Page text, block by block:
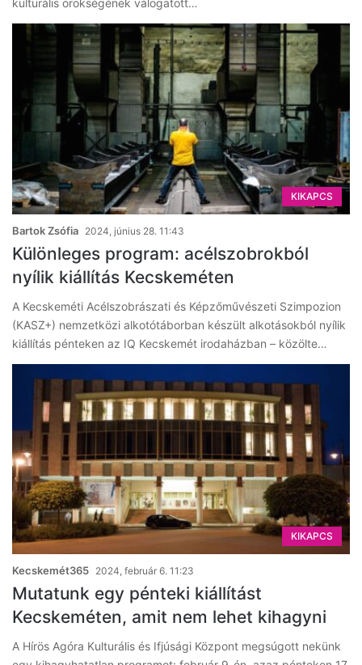
KIKAPCS
Bartok Zsófia 2024, június 28. 11:43
Különleges program: acélszobrokból
nyílik kiállítás Kecskeméten
A Kecskeméti Acélszobrászati és Képzőművészeti Szimpozion
(KASZ+) nemzetközi alkotótáborban készült alkotásokból nyílik
kiállítás pénteken az IQ Kecskemét irodaházban – közölte…
KIKAPCS
Kecskemét365 2024, február 6. 11:23
Mutatunk egy pénteki kiállítást
Kecskeméten, amit nem lehet kihagyni
A Hírös Agóra Kulturális és Ifjúsági Központ megsúgott nekünk